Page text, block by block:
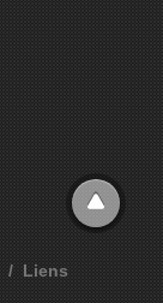
Liens